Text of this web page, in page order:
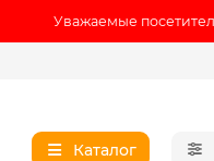
Уважаемые
Каталог